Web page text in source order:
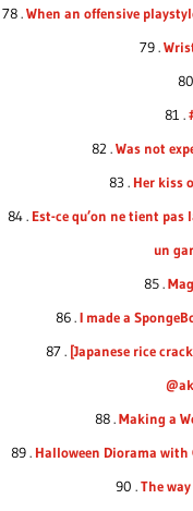
78 .When an offensive
79 .
81 .
82 .Was not
83 . Her kiss
84 . Est-ce qu’on ne tient
un
85 .
86 .I made a
87 . [Japanese rice
88 .Making a
89 . Halloween Diorama with
90 .The